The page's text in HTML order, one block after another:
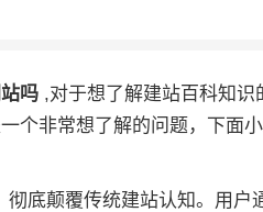
吗 ,对于想了解建站百科知识
个非常想了解的问题，下面
底颠覆传统建站认知。用户